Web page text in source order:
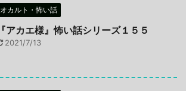
オカルト・怖い話
『アカエ様』怖い話シリーズ１５５
2021/7/13